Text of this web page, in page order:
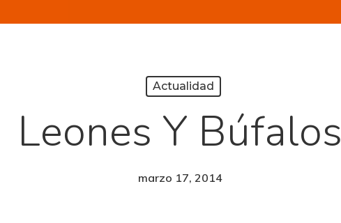
Actualidad
Leones Y Búfalos
marzo 17, 2014